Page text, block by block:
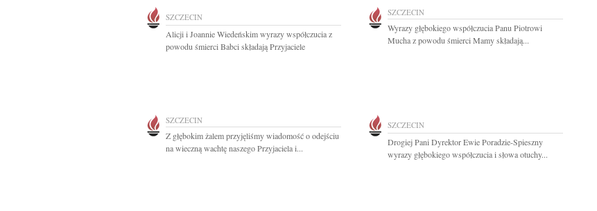
SZCZECIN
Alicji i Joannie Wiedeńskim wyrazy współczucia z
powodu śmierci Babci składają Przyjaciele
SZCZECIN
Wyrazy głębokiego współczucia Panu Piotrowi
Mucha z powodu śmierci Mamy składają...
SZCZECIN
Z głębokim żalem przyjęliśmy wiadomość o odejściu
na wieczną wachtę naszego Przyjaciela i...
SZCZECIN
Drogiej Pani Dyrektor Ewie Poradzie-Spieszny
wyrazy głębokiego współczucia i słowa otuchy...